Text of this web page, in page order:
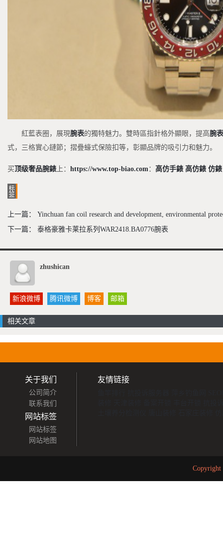
紅藍表圈，展現腕表的獨特魅力。雙時區指針格外顯眼，提高腕表
式，三格實心鏈節；摺疊蠔式保險扣等，彰顯品牌的吸引力和魅力。
买顶级奢品腕錶上： https://www.top-biao.com： 高仿手錶 高仿錶 仿錶
上一篇：
Yinchuan fan coil research and development, environmental
下一篇：
泰格豪雅卡莱拉系列WAR2418.BA0776腕表
zhushican
新浪微博 腾讯微博 博客 邮箱
相关文章
关于我们
公司简介
联系我们
网站标签
网站标签
网站地图
友情链接
Copyright